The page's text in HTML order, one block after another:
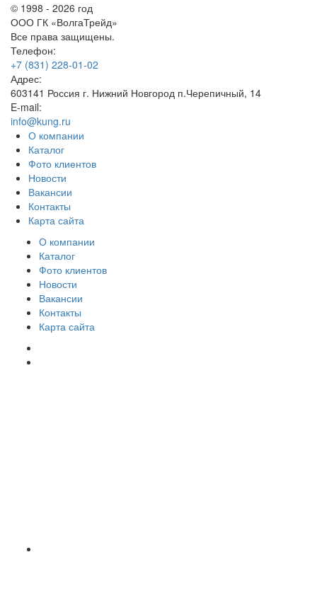
© 1998 - 2026 год
ООО ГК «ВолгаТрейд»
Все права защищены.
Телефон:
+7 (831) 228-01-02
Адрес:
603141 Россия г. Нижний Новгород п.Черепичный, 14
E-mail:
info@kung.ru
О компании
Каталог
Фото клиентов
Новости
Вакансии
Контакты
Карта сайта
О компании
Каталог
Фото клиентов
Новости
Вакансии
Контакты
Карта сайта